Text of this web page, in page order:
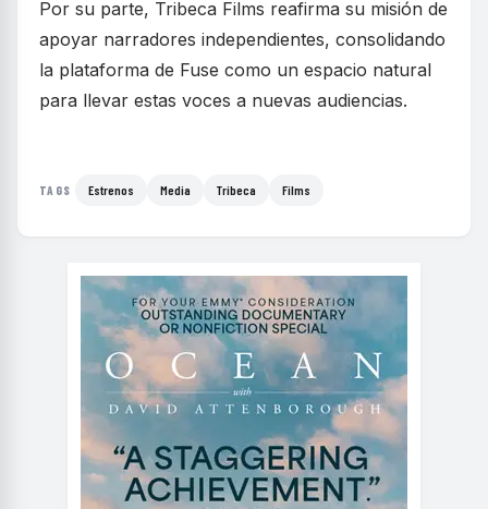
Por su parte, Tribeca Films reafirma su misión de
apoyar narradores independientes, consolidando
la plataforma de Fuse como un espacio natural
para llevar estas voces a nuevas audiencias.
TAGS Estrenos Media Tribeca Films